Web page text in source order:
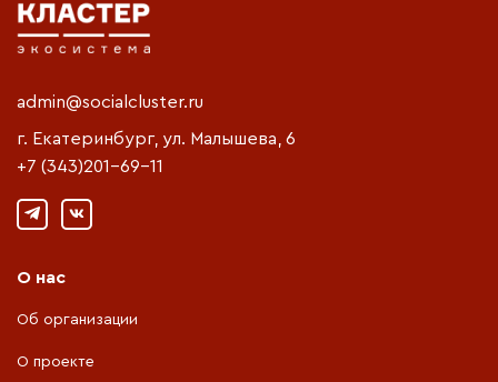
admin@socialcluster.ru
г. Екатеринбург, ул. Малышева, 6
+7 (343)201-69-11
О нас
Об организации
О проекте